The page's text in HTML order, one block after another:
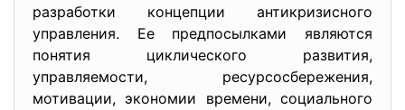
разработки концепции антикризисного
управления. Ее предпосылками являются
понятия циклического развития,
управляемости, ресурсосбережения,
мотивации, экономии времени, социального